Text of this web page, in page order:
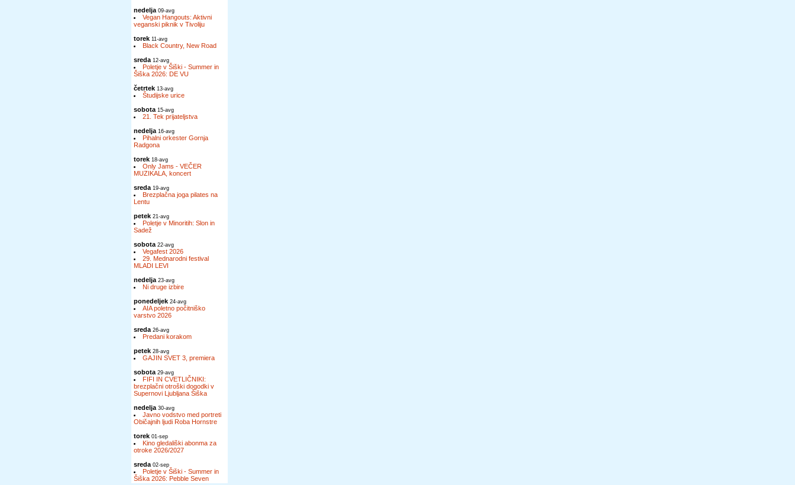
nedelja 09-avg
Vegan Hangouts: Aktivni
veganski piknik v Tivoliju
torek 11-avg
Black Country, New Road
sreda 12-avg
Poletje v Šiški - Summer in
Šiška 2026: DE VU
četrtek 13-avg
Študijske urice
sobota 15-avg
21. Tek prijateljstva
nedelja 16-avg
Pihalni orkester Gornja
Radgona
torek 18-avg
Only Jams - VEČER
MUZIKALA, koncert
sreda 19-avg
Brezplačna joga pilates na
Lentu
petek 21-avg
Poletje v Minoritih: Slon in
Sadež
sobota 22-avg
Vegafest 2026
29. Mednarodni festival
MLADI LEVI
nedelja 23-avg
Ni druge izbire
ponedeljek 24-avg
AIA poletno počitniško
varstvo 2026
sreda 26-avg
Predani korakom
petek 28-avg
GAJIN SVET 3, premiera
sobota 29-avg
FIFI IN CVETLIČNIKI:
brezplačni otroški dogodki v
Supernovi Ljubljana Šiška
nedelja 30-avg
Javno vodstvo med portreti
Običajnih ljudi Roba Hornstre
torek 01-sep
Kino gledališki abonma za
otroke 2026/2027
sreda 02-sep
Poletje v Šiški - Summer in
Šiška 2026: Pebble Seven